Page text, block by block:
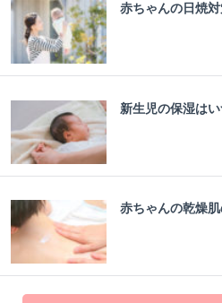
赤ちゃんの日焼
新生児の保湿は
赤ちゃんの乾燥